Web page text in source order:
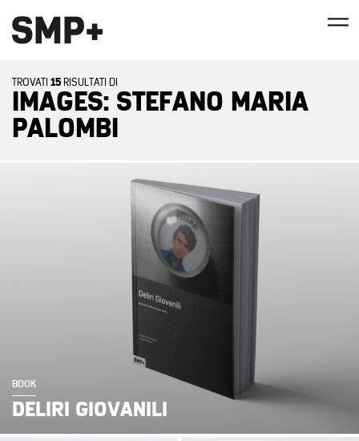
TROVATI 15 RISULTATI DI
IMAGES: STEFANO MARIA
PALOMBI
BOOK
DELIRI GIOVANILI